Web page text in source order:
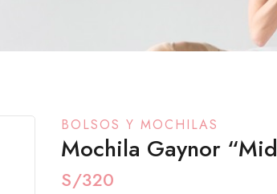
BOLSOS Y MOCHILAS
Mochila Gaynor
S/320